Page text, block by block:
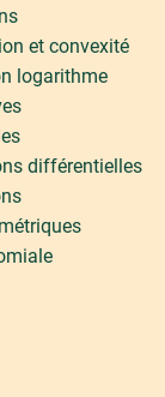
et convexité
logarithme
différentielles